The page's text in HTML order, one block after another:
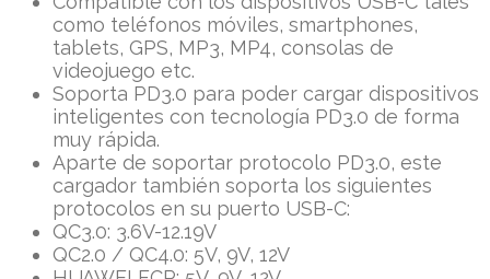
como teléfonos móviles, smartphones,
tablets, GPS, MP3, MP4, consolas de
videojuego etc.
Soporta PD3.0 para poder cargar dispositivos
inteligentes con tecnología PD3.0 de forma
muy rápida.
Aparte de soportar protocolo PD3.0, este
cargador también soporta los siguientes
protocolos en su puerto USB-C:
QC3.0: 3.6V-12.19V
QC2.0 / QC4.0: 5V, 9V, 12V